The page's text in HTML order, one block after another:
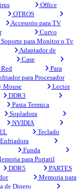
Office
OTROS
Accesorio para TV
Curvo
Soporte para Monitor o Tv
Adaptador de
Case
Red
Para
para Procesador
Mouse
Lector
DDR3
Pasta Termica
Sopladora
NVIDIA
Teclado
Funda
para Portatil
DDR5
PARTES
Memoria para
de Dinero